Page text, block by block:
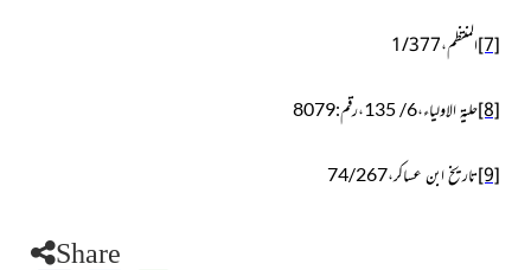
[7]المنتظم ،1/377
[8]حلیۃ الاولیاء،6/ 135،رقم:8079
[9]تاریخ ابن عساکر،74/267
Share